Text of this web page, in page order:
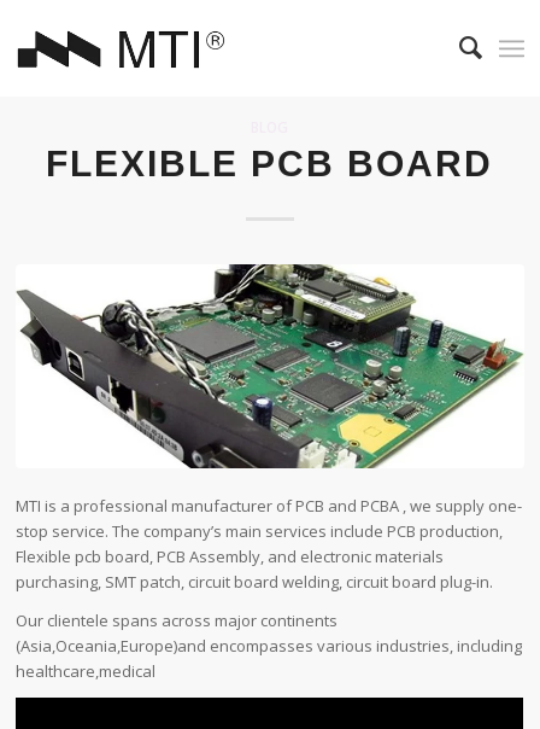
FLEXIBLE PCB BOARD
MTI is a professional manufacturer of PCB and PCBA , we supply one-
stop service. The company’s main services include PCB production,
Flexible pcb board, PCB Assembly, and electronic materials
purchasing, SMT patch, circuit board welding, circuit board plug-in.
Our clientele spans across major continents
(Asia,Oceania,Europe)and encompasses various industries, including
healthcare,medical